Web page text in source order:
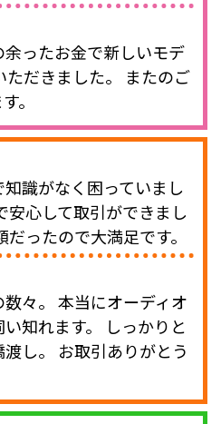
ったお金で新しいモデ
ただきました。 またのご
。
識がなく困っていまし
安心して取引ができまし
ったので大満足です。
々。 本当にオーディオ
知れます。 しっかりと
し。 お取引ありがとう